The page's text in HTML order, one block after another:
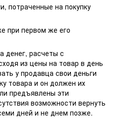
потраченные на покупку
при первом же его
денег, расчеты с
из цены на товар в день
у продавца свои деньги
товара и он должен их
предъявлены эти
возможности вернуть
дней и не днем позже.